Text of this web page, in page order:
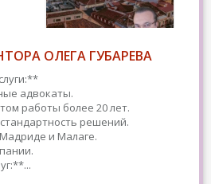
ОЛЕГА ГУБАРЕВА
адвокаты.
работы более 20 лет.
решений.
и Малаге.